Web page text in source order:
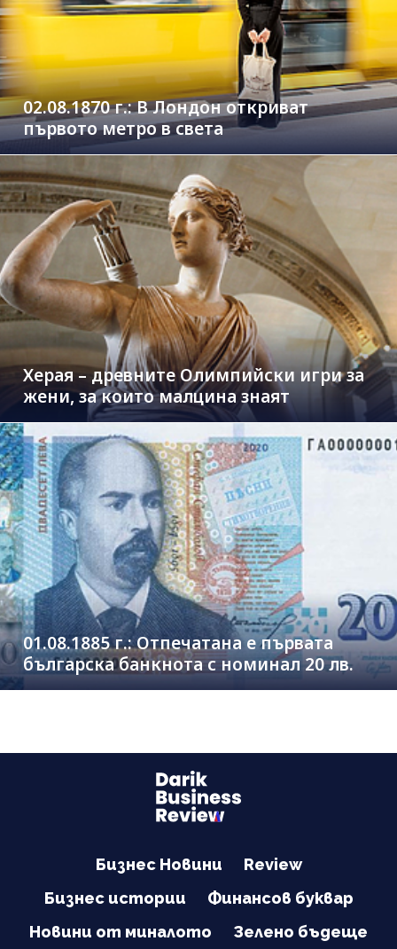
02.08.1870 г.: В Лондон откриват
първото метро в света
Херая – древните Олимпийски игри за
жени, за които малцина знаят
01.08.1885 г.: Отпечатана е първата
българска банкнота с номинал 20 лв.
Бизнес Новини
Review
Бизнес истории
Финансов буквар
Новини от миналото
Зелено бъдеще